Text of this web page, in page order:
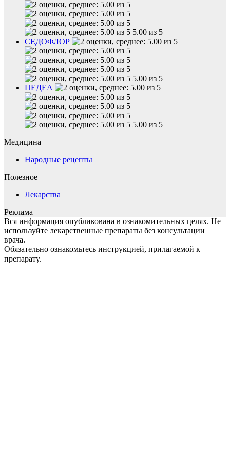
5.00 из 5
СЕДОФЛОР
5.00 из 5
ПЕДЕА
5.00 из 5
Медицина
Народные рецепты
Полезное
Лекарства
Реклама
Вся информация опубликована в ознакомительных целях. Не
используйте лекарственные препараты без консультации
врача.
Обязательно ознакомьтесь инструкцией, прилагаемой к
препарату.